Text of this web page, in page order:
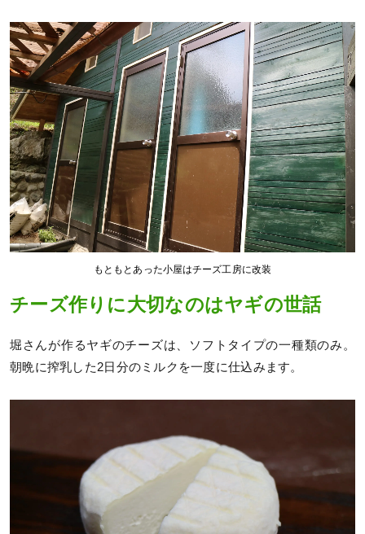
もともとあった小屋はチーズ工房に改装
チーズ作りに大切なのはヤギの世話
堀さんが作るヤギのチーズは、ソフトタイプの一種類のみ。
朝晩に搾乳した2日分のミルクを一度に仕込みます。